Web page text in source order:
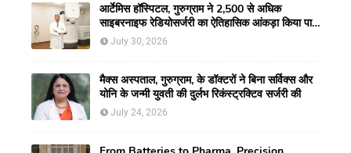
आर्टेमिस हॉस्पिटल, गुरुग्राम ने 2,500 से अधिक
साइबरनाइफ रेडियोसर्जरी का ऐतिहासिक आंकड़ा किया पार,
प्रिसिशन ट्रीटमेंट में मजबूत की अपनी अग्रणी पहचान
July 30, 2026
मैक्स अस्पताल, गुरुग्राम, के डॉक्टरों ने बिना सर्विक्स और
योनि के जन्मी युवती की दुर्लभ रिकंस्ट्रक्टिव सर्जरी की
July 24, 2026